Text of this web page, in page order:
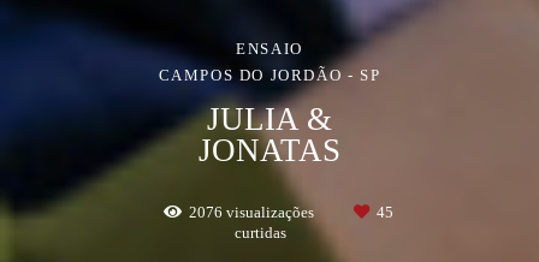
ENSAIO
CAMPOS DO JORDÃO - SP
JULIA &
JONATAS
2076 visualizações
45
curtidas